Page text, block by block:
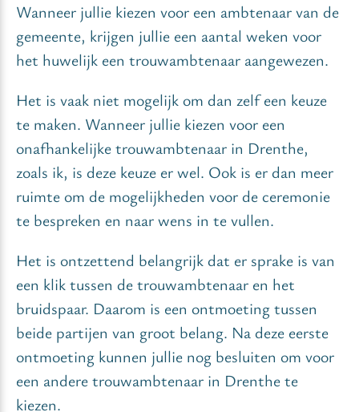
Wanneer jullie kiezen voor een ambtenaar van de
gemeente, krijgen jullie een aantal weken voor
het huwelijk een trouwambtenaar aangewezen.
Het is vaak niet mogelijk om dan zelf een keuze
te maken. Wanneer jullie kiezen voor een
onafhankelijke trouwambtenaar in Drenthe,
zoals ik, is deze keuze er wel. Ook is er dan meer
ruimte om de mogelijkheden voor de ceremonie
te bespreken en naar wens in te vullen.
Het is ontzettend belangrijk dat er sprake is van
een klik tussen de trouwambtenaar en het
bruidspaar. Daarom is een ontmoeting tussen
beide partijen van groot belang. Na deze eerste
ontmoeting kunnen jullie nog besluiten om voor
een andere trouwambtenaar in Drenthe te
kiezen.